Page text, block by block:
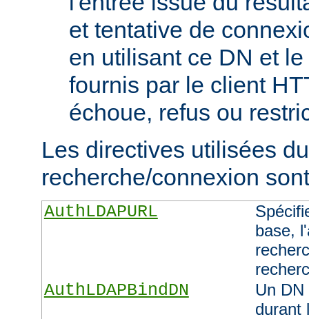
et tentative de
en utilisant ce DN et
fournis par le client
échoue, refus ou
Les directives utilisées
recherche/connexion
AuthLDAPURL
base,
AuthLDAPBindDN
Un
durant